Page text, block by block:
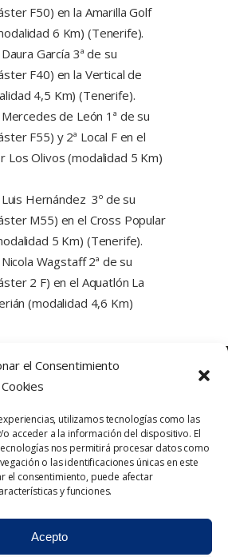
el Consentimiento
utilizamos tecnologías como las
acceder a la información del dispositivo. El
nos permitirá procesar datos como
o las identificaciones únicas en este
el consentimiento, puede afectar
y funciones.
Acepto
F50) en la Amarilla Golf
6 Km) (Tenerife).
García 3ª de su
F40) en la Vertical de
4,5 Km) (Tenerife).
de León 1ª de su
F55) y 2ª Local F en el
Los Olivos (modalidad 5 Km)
Hernández 3º de su
M55) en el Cross Popular
5 Km) (Tenerife).
Wagstaff 2ª de su
2 F) en el Aquatlón La
(modalidad 4,6 Km)
de Privacidad